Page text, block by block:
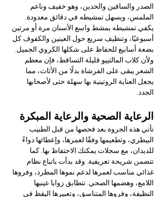
الصدر والساقين والخدين، وهو خفيف وناعم
الملمس، ويسهل تمشيطه في دقائق معدودة.
يكفي تمشيطه بمشط واسع الأسنان مرة أو مرتين
أسبوعيًا، وتنظيف سريع حول العينين والكفوف كل
بضعة أسابيع للحفاظ على شكلها الكروي الجميل.
ولأن كلاب المالتيپو قليلة التساقط، فإن معظم
الشعر يبقى على الفرشاة بدلًا من الأثاث، مما
يجعل العناية الروتينية بها سهلة حتى لأصحابها
الجدد.
الرعاية الصحية والرعاية المبكرة
تأتي هذه الجروة بعد فحصها من قبل الطبيب
البيطري، وتطعيمها وفقًا لعمرها، وإعطائها دواءً
للديدان، مع سجلات يمكنك الاحتفاظ بها. كما
تتضمن شريحة تعريفية. وقد بدأت باتباع نظام
غذائي مناسب لعمرها لدعم نموها المطرد، وفروها
اللامع، وهضمها الصحي. تتطابق زوايا عينيها
النظيفة، وفروها المتناسق، وتعبيرها اليقظ في